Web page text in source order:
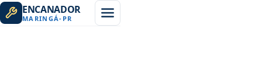
ENCANADOR
MARINGÁ- PR